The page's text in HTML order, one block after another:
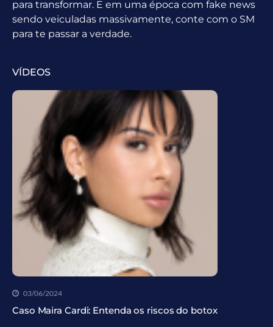
para transformar. E em uma época com fake news
sendo veiculadas massivamente, conte com o SM
para te passar a verdade.
VÍDEOS
03/06/2024
Caso Maira Cardi: Entenda os riscos do botox